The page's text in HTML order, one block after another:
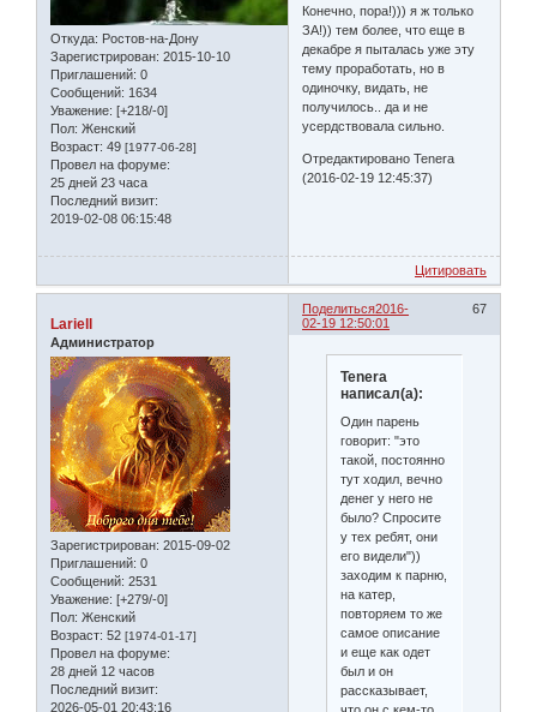
Откуда: Ростов-на-Дону
Зарегистрирован: 2015-10-10
Приглашений: 0
Сообщений: 1634
Уважение: [+218/-0]
Пол: Женский
Возраст: 49 [1977-06-28]
Провел на форуме:
25 дней 23 часа
Последний визит:
2019-02-08 06:15:48
Конечно, пора!))) я ж только
ЗА!)) тем более, что еще в
декабре я пыталась уже эту
тему проработать, но в
одиночку, видать, не
получилось.. да и не
усердствовала сильно.
Отредактировано Tenera
(2016-02-19 12:45:37)
Цитировать
Поделиться 67
2016-
02-19 12:50:01
Lariell
Администратор
Зарегистрирован: 2015-09-02
Приглашений: 0
Сообщений: 2531
Уважение: [+279/-0]
Пол: Женский
Возраст: 52 [1974-01-17]
Провел на форуме:
28 дней 12 часов
Последний визит:
2026-05-01 20:43:16
Tenera
написал(а):
Один парень
говорит: "это
такой, постоянно
тут ходил, вечно
денег у него не
было? Спросите
у тех ребят, они
его видели"))
заходим к парню,
на катер,
повторяем то же
самое описание
и еще как одет
был и он
рассказывает,